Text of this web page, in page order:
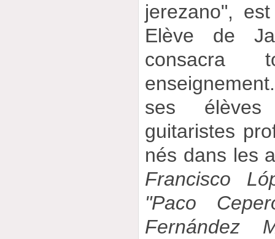
jerezano",
Elève de
consacra
ses
guitaristes
nés dans les
Francisco
"Paco
Fernández